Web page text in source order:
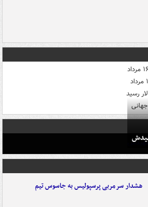
هشدار سرمربی پرسپولیس به جاسوس تیم